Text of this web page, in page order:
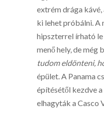
extrém drága
ki lehet próbálni. A
hipszterrel írható
menő hely, de még
tudom eldönteni,
épület. A Panama
építésétől kezdve
elhagyták a Casco